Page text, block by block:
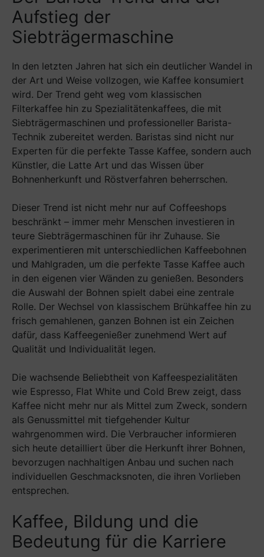
Aufstieg der
Siebträgermaschine
In den letzten Jahren hat sich ein deutlicher Wandel in
der Art und Weise vollzogen, wie Kaffee konsumiert
wird. Der Trend geht weg vom klassischen
Filterkaffee hin zu Spezialitätenkaffees, die mit
Siebträgermaschinen und professioneller Barista-
Technik zubereitet werden. Baristas sind nicht nur
Experten für die perfekte Tasse Kaffee, sondern auch
Künstler, die Latte Art und das Wissen über
Bohnenherkunft und Röstverfahren beherrschen.
Dieser Trend ist nicht mehr nur auf Coffeeshops
beschränkt – immer mehr Menschen investieren in
teure Siebträgermaschinen für ihr Zuhause. Sie
experimentieren mit unterschiedlichen Kaffeebohnen
und Mahlgraden, um die perfekte Tasse Kaffee auch
in den eigenen vier Wänden zu genießen. Besonders
die Auswahl der Bohnen spielt dabei eine zentrale
Rolle. Der Wechsel von klassischem Brühkaffee hin zu
frisch gemahlenen, ganzen Bohnen ist ein Zeichen
dafür, dass Kaffeegenießer zunehmend Wert auf
Qualität und Individualität legen.
Die wachsende Beliebtheit von Kaffeespezialitäten
wie Espresso, Flat White und Cold Brew zeigt, dass
Kaffee nicht mehr nur als Mittel zum Zweck, sondern
als Genussmittel mit tiefgehender Kultur
wahrgenommen wird. Die Verbraucher informieren
sich heute detailliert über die Herkunft ihrer Bohnen,
bevorzugen nachhaltigen Anbau und suchen nach
individuellen Geschmacksnoten, die ihren Vorlieben
entsprechen.
Kaffee, Bildung und die
Bedeutung für die Karriere